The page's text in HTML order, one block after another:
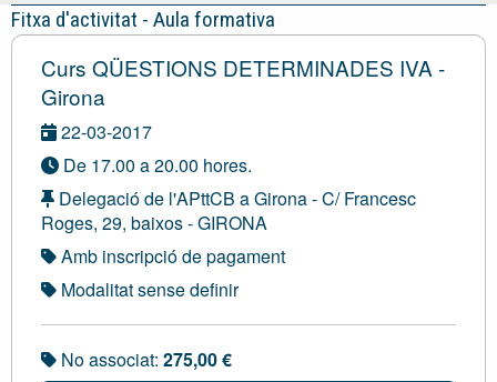
Fitxa d'activitat - Aula formativa
Curs QÜESTIONS DETERMINADES IVA -
Girona
22-03-2017
De 17.00 a 20.00 hores.
Delegació de l'APttCB a Girona - C/ Francesc
Roges, 29, baixos - GIRONA
Amb inscripció de pagament
Modalitat sense definir
No associat: 275,00 €